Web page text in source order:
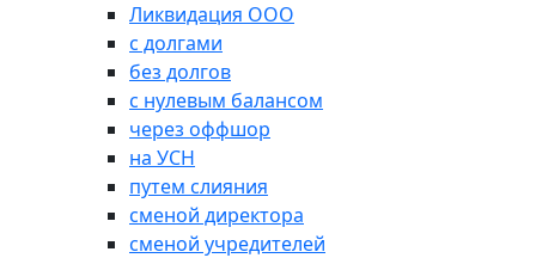
Ликвидация ООО
с долгами
без долгов
с нулевым балансом
через оффшор
на УСН
путем слияния
сменой директора
сменой учредителей